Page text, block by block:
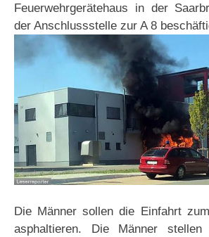
Feuerwehrgerätehaus in der
der Anschlussstelle zur A 8
Die Männer sollen die Einfahrt
asphaltieren. Die Männer stellen